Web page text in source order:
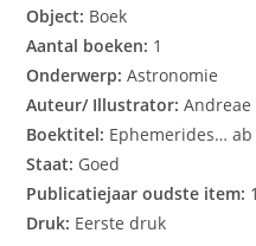
Object: Boek
Aantal boeken: 1
Onderwerp:Astronomie
Auteur/ Illustrator:Andreae
Boektitel: Ephemerides…
Staat: Goed
Publicatiejaar oudste item:
Druk: Eerste druk